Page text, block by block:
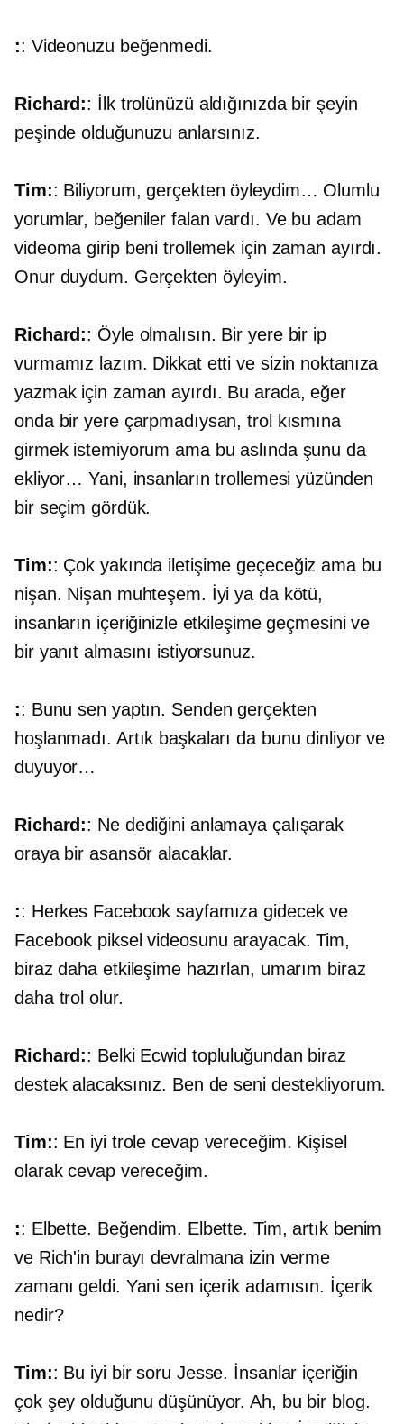
:: Videonuzu beğenmedi.
Richard:: İlk trolünüzü aldığınızda bir şeyin
peşinde olduğunuzu anlarsınız.
Tim:: Biliyorum, gerçekten öyleydim… Olumlu
yorumlar, beğeniler falan vardı. Ve bu adam
videoma girip beni trollemek için zaman ayırdı.
Onur duydum. Gerçekten öyleyim.
Richard:: Öyle olmalısın. Bir yere bir ip
vurmamız lazım. Dikkat etti ve sizin noktanıza
yazmak için zaman ayırdı. Bu arada, eğer
onda bir yere çarpmadıysan, trol kısmına
girmek istemiyorum ama bu aslında şunu da
ekliyor… Yani, insanların trollemesi yüzünden
bir seçim gördük.
Tim:: Çok yakında iletişime geçeceğiz ama bu
nişan. Nişan muhteşem. İyi ya da kötü,
insanların içeriğinizle etkileşime geçmesini ve
bir yanıt almasını istiyorsunuz.
:: Bunu sen yaptın. Senden gerçekten
hoşlanmadı. Artık başkaları da bunu dinliyor ve
duyuyor…
Richard:: Ne dediğini anlamaya çalışarak
oraya bir asansör alacaklar.
:: Herkes Facebook sayfamıza gidecek ve
Facebook piksel videosunu arayacak. Tim,
biraz daha etkileşime hazırlan, umarım biraz
daha trol olur.
Richard:: Belki Ecwid topluluğundan biraz
destek alacaksınız. Ben de seni destekliyorum.
Tim:: En iyi trole cevap vereceğim. Kişisel
olarak cevap vereceğim.
:: Elbette. Beğendim. Elbette. Tim, artık benim
ve Rich'in burayı devralmana izin verme
zamanı geldi. Yani sen içerik adamısın. İçerik
nedir?
Tim:: Bu iyi bir soru Jesse. İnsanlar içeriğin
çok şey olduğunu düşünüyor. Ah, bu bir blog.